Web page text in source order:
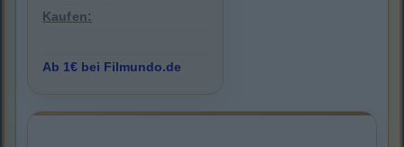
Kaufen:
Ab 1€ bei Filmundo.de